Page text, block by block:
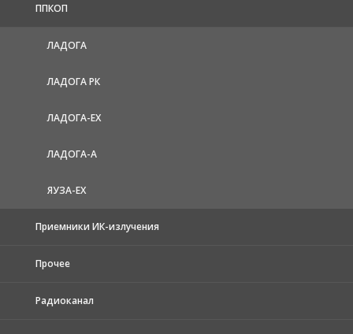
ППКОП
ЛАДОГА
ЛАДОГА РК
ЛАДОГА-EX
ЛАДОГА-А
ЯУЗА-ЕХ
Приемники ИК-излучения
Прочее
Радиоканал